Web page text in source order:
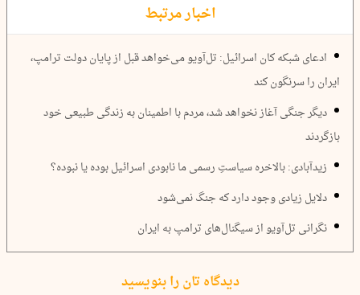
اخبار مرتبط
ادعای شبکه کان اسرائیل: تل‌آویو می‌خواهد قبل از پایان دولت ترامپ،
ایران را سرنگون کند
دیگر جنگی آغاز نخواهد شد، مردم با اطمینان به زندگی طبیعی خود
بازگردند
زیدآبادی: بالاخره سیاستِ رسمی ما نابودی اسرائیل بوده یا نبوده؟
دلایل زیادی وجود دارد که جنگ نمی‌شود
نگرانی تل‌آویو از سیگنال‌های ترامپ به ایران
دیدگاه تان را بنویسید